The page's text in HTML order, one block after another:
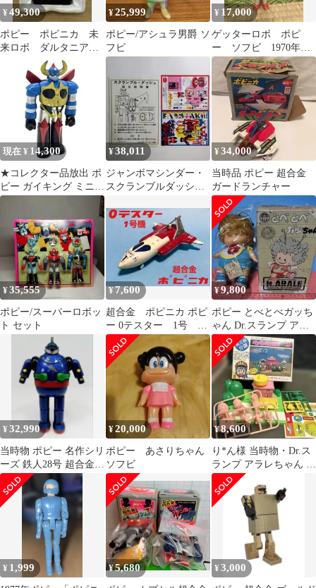
¥49,300
ポピー ポピニカ 未
来ロボ ダルタニア
ス ミライジェット
デルファイター 超合
¥25,999
ポピー/アシュラ男爵 ソ
フビ
¥ 17,000
ゲッターロボ ポピ
ー ソフビ 1970年
代 12cm
現在 ¥ 14,300
★コレクター品放出 ポ
ピー ガイキング ミニソ
フビ 当時物
¥38,011
ジャンボマシンダー・
スクランブルダッシュ
シ（美品・当時モノ）
¥34,000
当時品 ポピー 超合金
ガードランチャー
¥35,555
ポピー/スーパーロボッ
ト セット
¥7,600
超合金 ポピニカ ポピ
ー 0テスター 1号 ゼ
ロテスター 昭和 レ
トロ
¥9,800
ポピー とべとべガッち
ゃん Dr.スランプ アラ
レちゃん
¥32,990
当時物 ポピー 名作シリ
ーズ 鉄人28号 超合金
フィギュア
¥20,000
ポピー あさりちゃん
ソフビ
¥8,600
り*ん様 当時物・Dr.ス
ランプ アラレちゃん ペ
ンギン村分譲中 8 アン
ギラス
¥ 1,999 ¥5,680 ¥3,000